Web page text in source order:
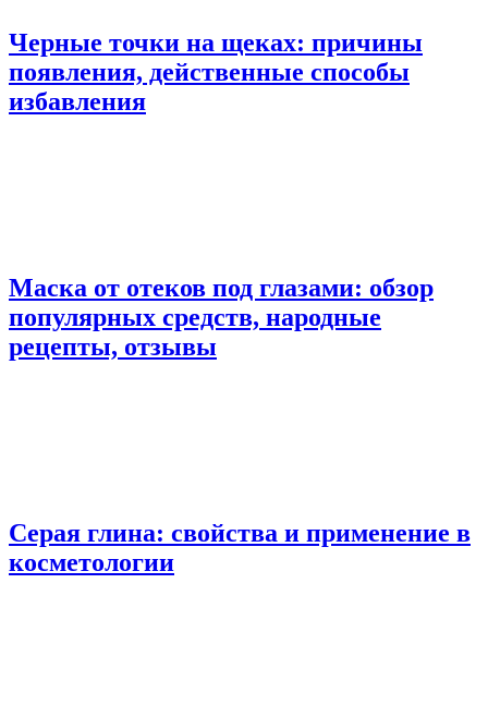
Черные точки на щеках: причины
появления, действенные способы
избавления
Маска от отеков под глазами: обзор
популярных средств, народные
рецепты, отзывы
Серая глина: свойства и применение в
косметологии